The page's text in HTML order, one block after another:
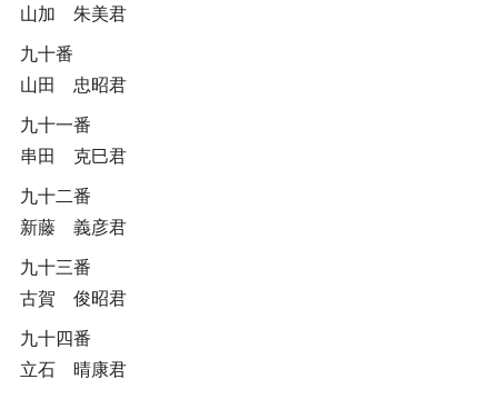
山加 朱美君
九十番
山田 忠昭君
九十一番
串田 克巳君
九十二番
新藤 義彦君
九十三番
古賀 俊昭君
九十四番
立石 晴康君